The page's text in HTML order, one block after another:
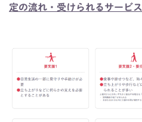
定の流れ・受けられるサービス